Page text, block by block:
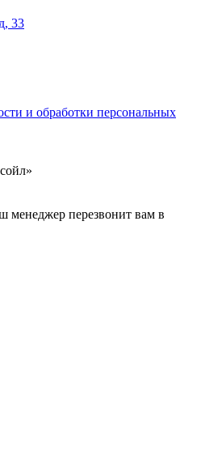
33
и обработки персональных
менеджер перезвонит вам в